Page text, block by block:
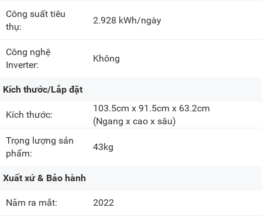
Công suất tiêu
thụ:
2.928 kWh/ngày
Công nghệ
Inverter:
Không
Kích thước/Lắp đặt
Kích thước:
103.5cm x 91.5cm x 63.2cm
(Ngang x cao x sâu)
Trọng lượng sản
phẩm:
43kg
Xuất xứ & Bảo hành
Năm ra mắt: 2022